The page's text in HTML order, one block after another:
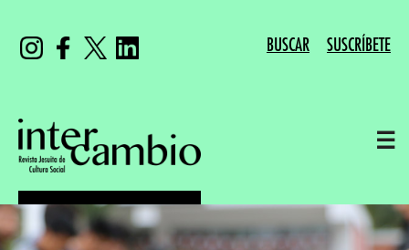
BUSCAR SUSCRÍBETE
☰